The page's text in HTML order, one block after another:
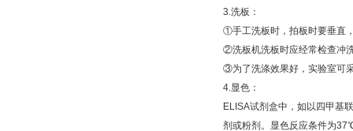
3.洗板：
①手工洗板时，拍板时要垂直
②洗板机洗板时应经常检查冲
③为了洗涤效果好，实验室可
4.显色：
ELISA试剂盒中，如以四甲基联
剂或粉剂。显色反应条件为37